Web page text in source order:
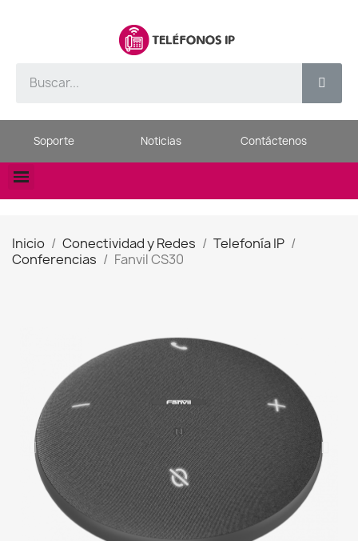
Soporte Noticias Contáctenos
Inicio Conectividad y Redes
Telefonía IP
Conferencias
Fanvil CS30